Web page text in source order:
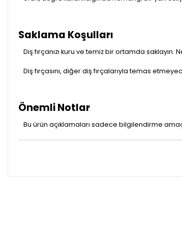
Saklama Koşulları
Diş fırçanızı kuru ve temiz bir ortamda
Diş fırçasını, diğer diş fırçalarıyla temas
Önemli Notlar
Bu ürün açıklamaları sadece bilgilendirme